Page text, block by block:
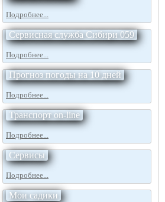
Подробнее...
Сервисная служба Сибири 059
Подробнее...
Прогноз погоды на 10 дней
Подробнее...
Транспорт on-line
Подробнее...
Сервисы
Подробнее...
Мои садики